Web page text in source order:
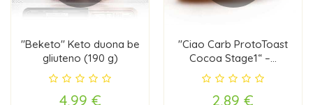
"Beketo" Keto duona be
gliuteno (190 g)
4,99 €
"Ciao Carb ProtoToast
Cocoa Stage1“ –...
2,89 €